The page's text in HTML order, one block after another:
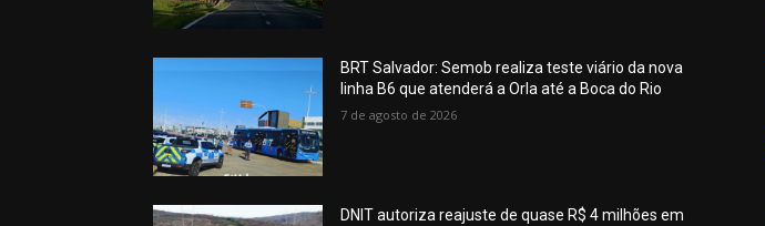
BRT Salvador: Semob realiza teste viário da nova
linha B6 que atenderá a Orla até a Boca do Rio
7 de agosto de 2026
DNIT autoriza reajuste de quase R$ 4 milhões em